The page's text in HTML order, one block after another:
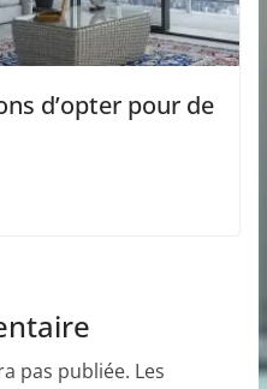
d’opter pour de
pas publiée. Les